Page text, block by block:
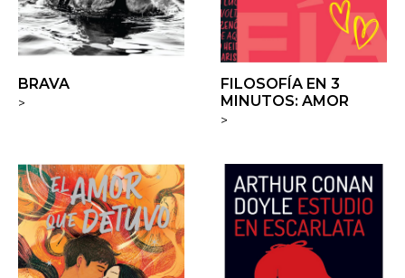
BRAVA
>
FILOSOFÍA EN 3
MINUTOS: AMOR
>